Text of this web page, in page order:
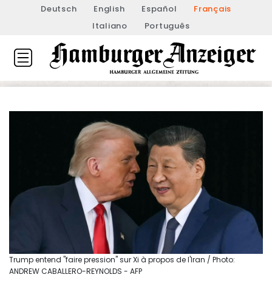
Deutsch English Español
Français
Italiano
Português
Trump entend "faire pression" sur Xi à propos de l'Iran / Photo:
ANDREW CABALLERO-REYNOLDS - AFP